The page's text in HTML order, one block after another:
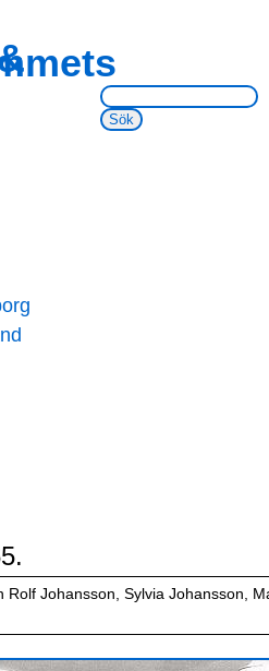
Sök på webbsidan:
Rolf Johansson, Sylvia Johansson,